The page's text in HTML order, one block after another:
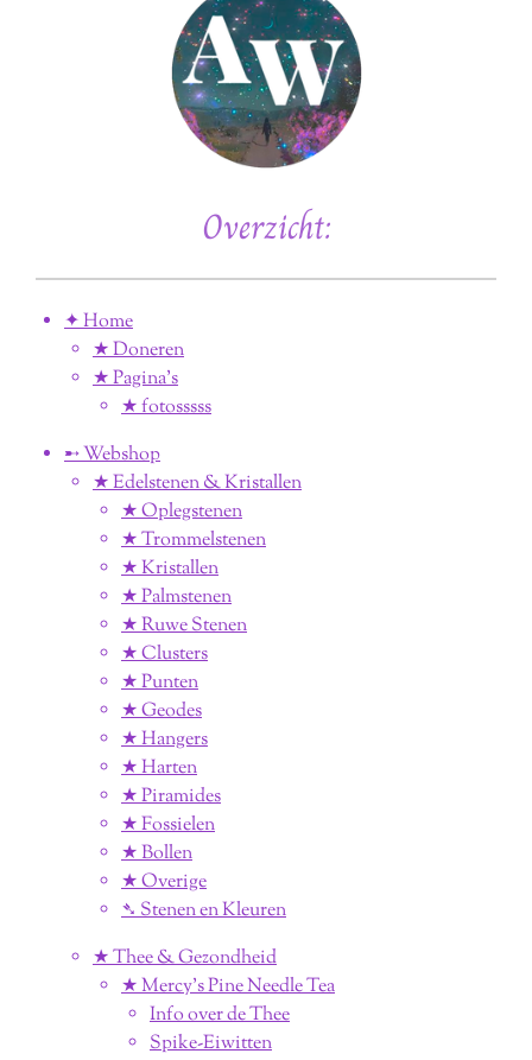
Overzicht:
✦ Home
★ Doneren
★ Pagina’s
★ fotosssss
➸ Webshop
★ Edelstenen & Kristallen
★ Oplegstenen
★ Trommelstenen
★ Kristallen
★ Palmstenen
★ Ruwe Stenen
★ Clusters
★ Punten
★ Geodes
★ Hangers
★ Harten
★ Piramides
★ Fossielen
★ Bollen
★ Overige
➴ Stenen en Kleuren
★ Thee & Gezondheid
★ Mercy's Pine Needle Tea
Info over de Thee
Spike-Eiwitten